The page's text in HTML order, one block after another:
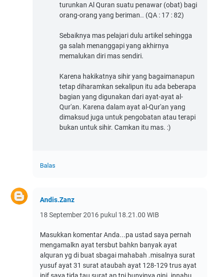
turunkan Al Quran suatu penawar (obat) bagi
orang-orang yang beriman.. (QA : 17 : 82)
Sebaiknya mas pelajari dulu artikel sehingga
ga salah menanggapi yang akhirnya
memalukan diri mas sendiri.
Karena hakikatnya sihir yang bagaimanapun
tetap diharamkan sekalipun itu ada beberapa
bagian yang digunakan dari ayat-ayat al-
Qur'an. Karena dalam ayat al-Qur'an yang
dimaksud juga untuk pengobatan atau terapi
bukan untuk sihir. Camkan itu mas. :)
Balas
Andis.Zanz
18 September 2016 pukul 18.21.00 WIB
Masukkan komentar Anda...pa ustad saya pernah
mengamalkn ayat tersbut bahkn banyak ayat
alquran yg di buat sbagai mahabah .misalnya surat
yusuf ayat 31 surat ataubah ayat 128-129 trus ayat
inif saya tida tau surat ap tpi bunyinya gini .innahu